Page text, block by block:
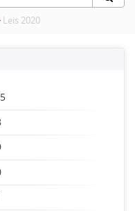
Leis 2020